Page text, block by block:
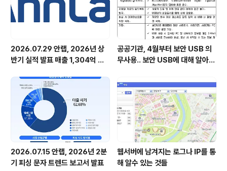
2026.07.29 안랩, 2026년 상
반기 실적 발표 매출 1,304억 원,
공공기관, 4월부터 보안 USB 의
무사용.. 보안 USB에 대해 알아봅
2026.07.15 안랩, 2026년 2분
기 피싱 문자 트렌드 보고서 발표
웹서버에 남겨지는 로그나 IP를 통
해 알수 있는 것들